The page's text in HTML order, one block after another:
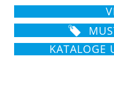
KATALOGE